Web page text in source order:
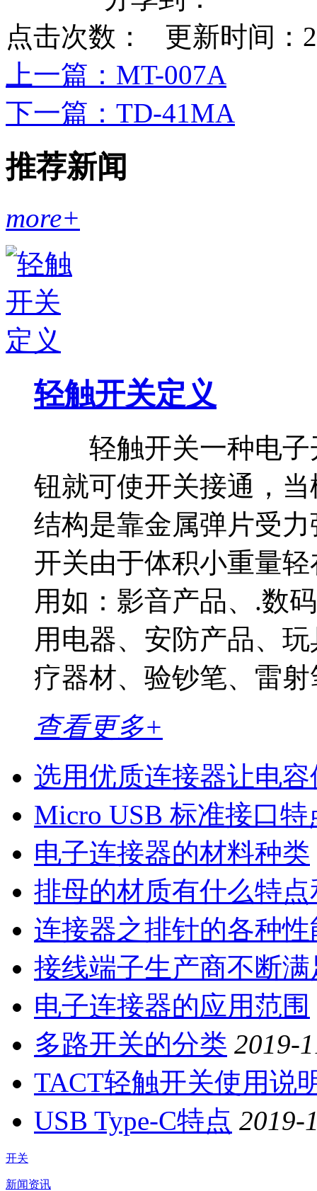
点击次数：
更新时间：
上一篇 ：MT-007A
下一篇 ：TD-41MA
推荐新闻
more+
轻触开关定义
轻触开关一种电子
钮就可使开关接通，
结构是靠金属弹片受
开关由于体积小重量
用如：影音产品、.数
用电器、安防产品、
疗器材、验钞笔、雷射
查看更多+
选用优质连接器让电
Micro USB 标准接口特
电子连接器的材料种类
排母的材质有什么特
连接器之排针的各种
接线端子生产商不断
电子连接器的应用范围
多路开关的分类 2019-
TACT轻触开关使用说
USB Type-C特点 2019-
开关
新闻资讯